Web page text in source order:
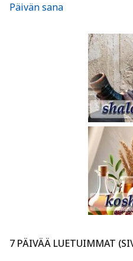
Päivän sana
7 PÄIVÄÄ LUETUIMMAT